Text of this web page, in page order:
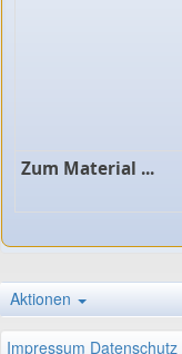
Zum Material ...
Aktionen
Impressum Datenschutz